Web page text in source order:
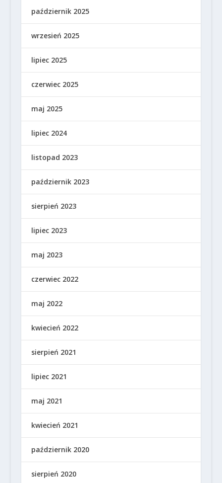
październik 2025
wrzesień 2025
lipiec 2025
czerwiec 2025
maj 2025
lipiec 2024
listopad 2023
październik 2023
sierpień 2023
lipiec 2023
maj 2023
czerwiec 2022
maj 2022
kwiecień 2022
sierpień 2021
lipiec 2021
maj 2021
kwiecień 2021
październik 2020
sierpień 2020